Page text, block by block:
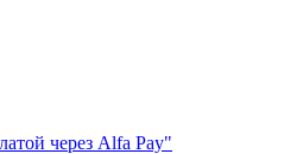
через Alfa Pay"